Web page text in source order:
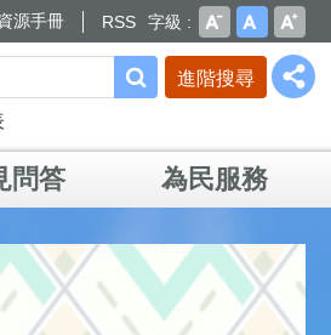
源手冊 RSS 字級
進階搜尋
問答 為民服務